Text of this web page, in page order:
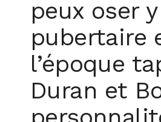
peux oser
pubertaire
l’époque
Duran et